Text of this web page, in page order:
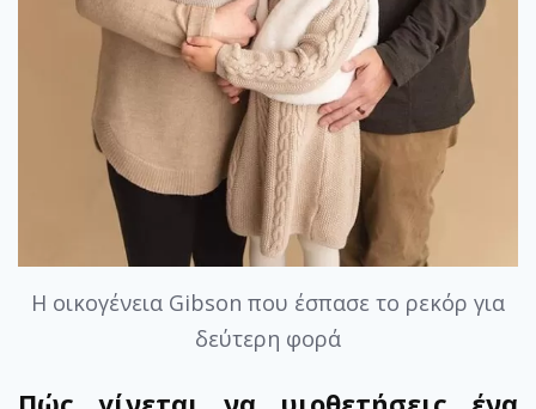
H οικογένεια Gibson που έσπασε το ρεκόρ για
δεύτερη φορά